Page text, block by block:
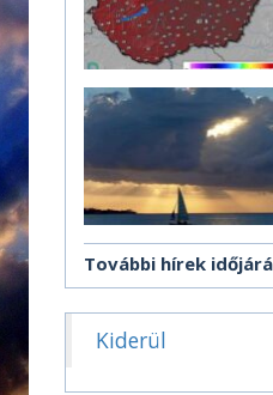
További hírek
Kiderül